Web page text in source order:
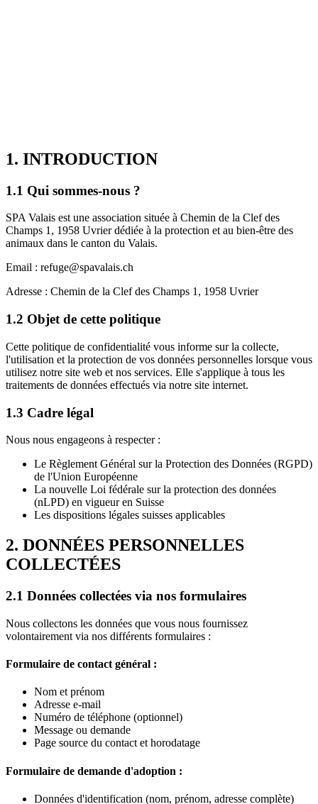
1. INTRODUCTION
1.1 Qui sommes-nous ?
SPA Valais est une association située à Chemin de la Clef des
Champs 1, 1958 Uvrierdédiée à la protection et au bien-être des
animaux dans le canton du Valais.
Email : refuge@spavalais.ch
Adresse : Chemin de la Clef des Champs 1, 1958 Uvrier
1.2 Objet de cette politique
Cette politique de confidentialité vous informe sur la collecte,
l'utilisation et la protection de vos données personnelles lorsque vous
utilisez notre site web et nos services. Elle s'applique à tous les
traitements de données effectués via notre site internet.
1.3 Cadre légal
Nous nous engageons à respecter :
Le Règlement Général sur la Protection des Données (RGPD)
de l'Union Européenne
La nouvelle Loi fédérale sur la protection des données
(nLPD) en vigueur en Suisse
Les dispositions légales suisses applicables
2. DONNÉES PERSONNELLES
COLLECTÉES
2.1 Données collectées via nos formulaires
Nous collectons les données que vous nous fournissez
volontairement via nos différents formulaires :
Formulaire de contact général :
Nom et prénom
Adresse e-mail
Numéro de téléphone (optionnel)
Message ou demande
Page source du contact et horodatage
Formulaire de demande d'adoption :
Données d'identification (nom, prénom, adresse complète)